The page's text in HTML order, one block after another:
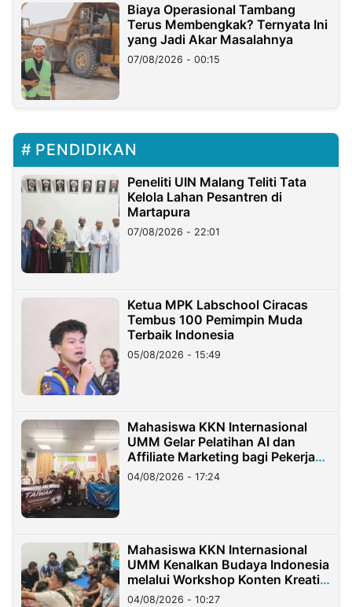
Biaya Operasional Tambang
Terus Membengkak? Ternyata Ini
yang Jadi Akar Masalahnya
07/08/2026 - 00:15
PENDIDIKAN
Peneliti UIN Malang Teliti Tata
Kelola Lahan Pesantren di
Martapura
07/08/2026 - 22:01
Ketua MPK Labschool Ciracas
Tembus 100 Pemimpin Muda
Terbaik Indonesia
05/08/2026 - 15:49
Mahasiswa KKN Internasional
UMM Gelar Pelatihan AI dan
Affiliate Marketing bagi Pekerja
Migran Indonesia di Taiwan
04/08/2026 - 17:24
Mahasiswa KKN Internasional
UMM Kenalkan Budaya Indonesia
melalui Workshop Konten Kreatif
di Taiwan
04/08/2026 - 10:27